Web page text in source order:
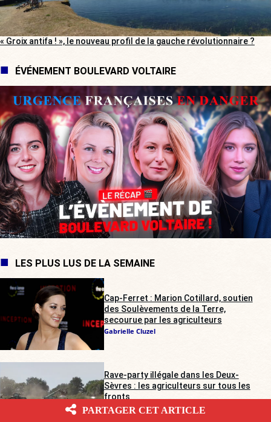
« Groix antifa ! », le nouveau profil de la gauche révolutionnaire ?
ÉVÉNEMENT BOULEVARD VOLTAIRE
LES PLUS LUS DE LA SEMAINE
Cap-Ferret : Marion Cotillard, soutien
des Soulèvements de la Terre,
secourue par les agriculteurs
Gabrielle Cluzel
Rave-party illégale dans les Deux-
Sèvres : les agriculteurs sur tous les
fronts
Alienor de Pompignan
PARTAGER CET ARTICLE